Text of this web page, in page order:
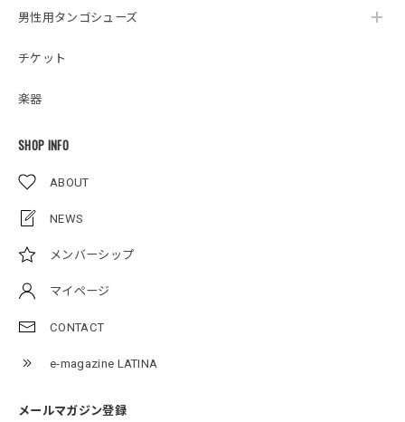
男性用タンゴシューズ
チケット
楽器
SHOP INFO
ABOUT
NEWS
メンバーシップ
マイページ
CONTACT
e-magazine LATINA
メールマガジン登録